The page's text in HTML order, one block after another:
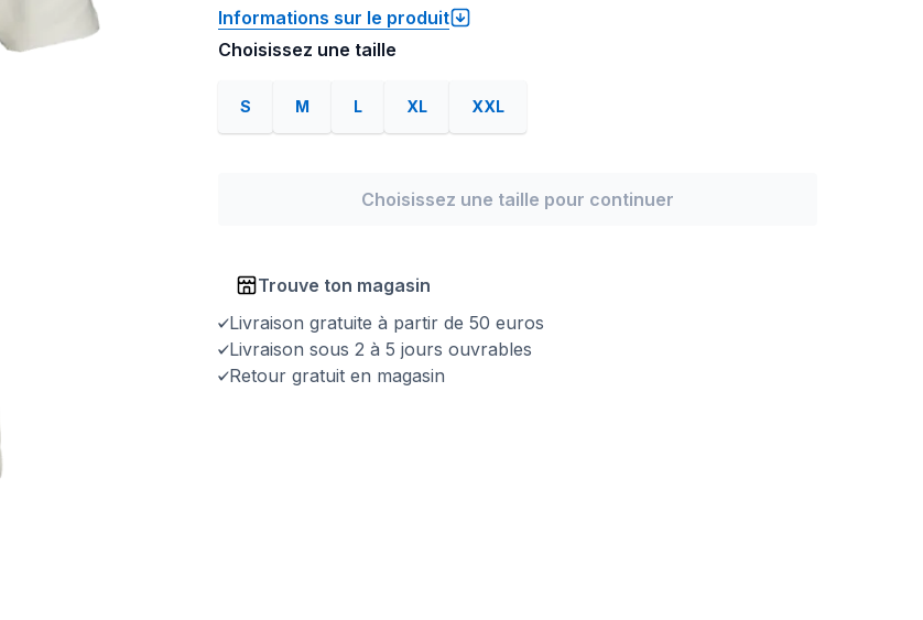
Informations sur le produit
Choisissez une taille
S M L XL XXL
Choisissez une taille pour continuer
Trouve ton magasin
Livraison gratuite à partir de 50 euros
Livraison sous 2 à 5 jours ouvrables
Retour gratuit en magasin